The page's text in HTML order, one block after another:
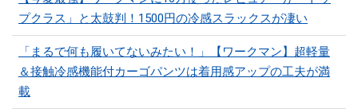
プクラス」と太鼓判！1500円の冷感スラックスが凄い
「まるで何も履いてないみたい！」【ワークマン】超軽量
＆接触冷感機能付カーゴパンツは着用感アップの工夫が満
載